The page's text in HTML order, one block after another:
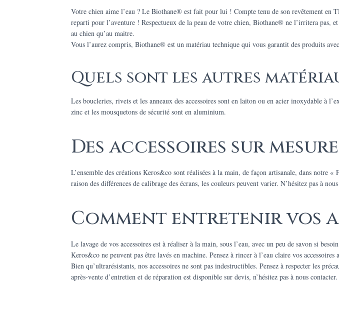
Votre chien aime l’eau ? Le Biothane® est fait pour lui ! Compte tenu de son revêtement en
reparti pour l’aventure ! Respectueux de la peau de votre chien, Biothane® ne l’irritera pas,
au chien qu’au maitre.
Vous l’aurez compris, Biothane® est un matériau technique qui vous garantit des produits
Quels sont les autres
Les boucleries, rivets et les anneaux des accessoires sont en laiton ou en acier inoxydable à
zinc et les mousquetons de sécurité sont en aluminium.
Des accessoires sur
L’ensemble des créations Keros&co sont réalisées à la main, de façon artisanale, dans notre
raison des différences de calibrage des écrans, les couleurs peuvent varier. N’hésitez pas à
Comment entretenir vos
Le lavage de vos accessoires est à réaliser à la main, sous l’eau, avec un peu de savon si
Keros&co ne peuvent pas être lavés en machine. Pensez à rincer à l’eau claire vos
Bien qu’ultrarésistants, nos accessoires ne sont pas indestructibles. Pensez à respecter les
après-vente d’entretien et de réparation est disponible sur devis, n’hésitez pas à nous contacter.